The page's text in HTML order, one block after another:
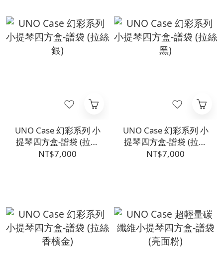
UNO Case 幻彩系列 小
提琴四方盒-譜袋 (拉絲
銀)
NT$7,000
UNO Case 幻彩系列 小
提琴四方盒-譜袋 (拉絲
黑)
NT$7,000